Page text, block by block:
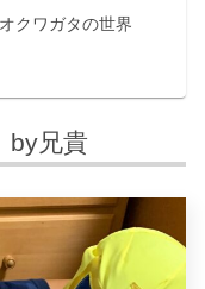
クワガタの世界
兄貴